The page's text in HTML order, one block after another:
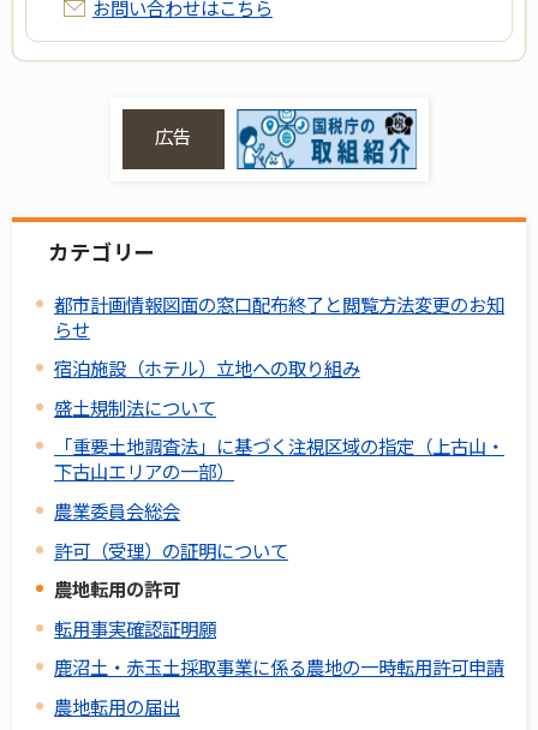
お問い合わせはこちら
広告
カテゴリー
都市計画情報図面の窓口配布終了と閲覧方法変更のお知
らせ
宿泊施設（ホテル）立地への取り組み
盛土規制法について
「重要土地調査法」に基づく注視区域の指定（上古山・
下古山エリアの一部）
農業委員会総会
許可（受理）の証明について
農地転用の許可
転用事実確認証明願
鹿沼土・赤玉土採取事業に係る農地の一時転用許可申請
農地転用の届出